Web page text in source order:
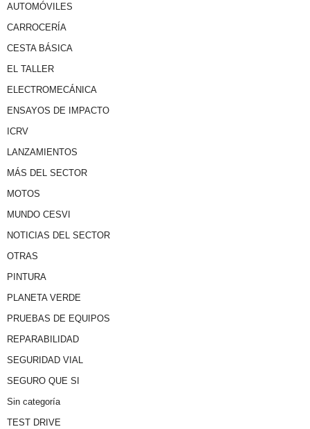
AUTOMÓVILES
CARROCERÍA
CESTA BÁSICA
EL TALLER
ELECTROMECÁNICA
ENSAYOS DE IMPACTO
ICRV
LANZAMIENTOS
MÁS DEL SECTOR
MOTOS
MUNDO CESVI
NOTICIAS DEL SECTOR
OTRAS
PINTURA
PLANETA VERDE
PRUEBAS DE EQUIPOS
REPARABILIDAD
SEGURIDAD VIAL
SEGURO QUE SI
Sin categoría
TEST DRIVE